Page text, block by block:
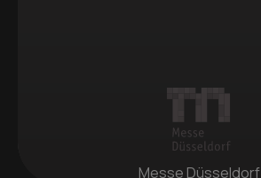
Messe Düsseldorf